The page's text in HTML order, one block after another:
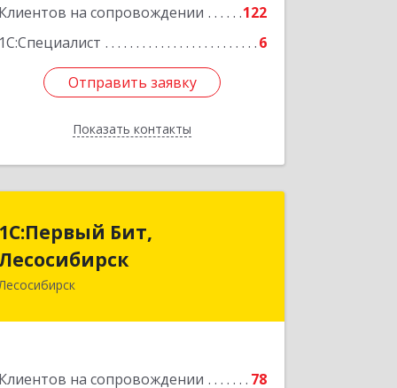
Клиентов на сопровождении
122
1С:Специалист
6
Отправить заявку
Показать контакты
Отправить заявку
Назад
1С:Первый Бит,
Лесосибирск
Клиентов на сопровождении 78
Лесосибирск
662544, Красноярский край,
Подробнее